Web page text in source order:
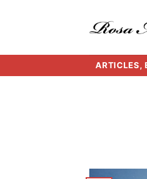
ARTICLES,